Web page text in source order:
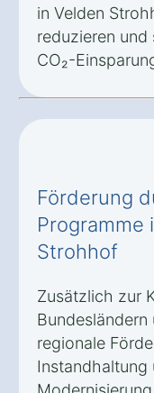
in Velden
reduzieren
CO₂-
Förderung
Programme
Strohhof
Zusätzlich zur
Bundesländern
regionale
Instandhaltung